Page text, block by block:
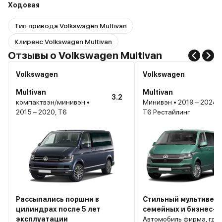
Ходовая
Тип привода Volkswagen Multivan
Клиренс Volkswagen Multivan
Отзывы о Volkswagen Multivan
Volkswagen
Multivan
компактвэн/минивэн •
2015 – 2020, T6
3.2
Рассыпались поршни в
цилиндрах после 5 лет
эксплуатации
Volkswagen
Multivan
Минивэн • 2019 – 2024,
T6 Рестайлинг
Стильный мультивен
семейных и бизнес-
Автомобиль фирма,